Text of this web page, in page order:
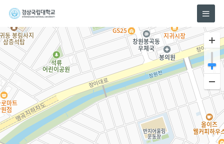
홈
으
로
이
동
모
바
일
뉴